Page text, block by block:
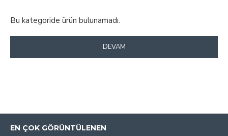
Bu kategoride ürün bulunamadı.
DEVAM
EN ÇOK GÖRÜNTÜLENEN